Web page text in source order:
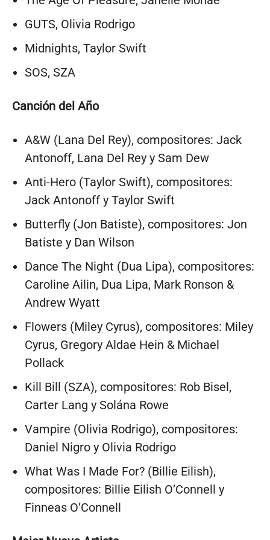
GUTS, Olivia Rodrigo
Midnights, Taylor Swift
SOS, SZA
Canción del Año
A&W (Lana Del Rey), compositores: Jack
Antonoff, Lana Del Rey y Sam Dew
Anti-Hero (Taylor Swift), compositores:
Jack Antonoff y Taylor Swift
Butterfly (Jon Batiste), compositores: Jon
Batiste y Dan Wilson
Dance The Night (Dua Lipa), compositores:
Caroline Ailin, Dua Lipa, Mark Ronson &
Andrew Wyatt
Flowers (Miley Cyrus), compositores: Miley
Cyrus, Gregory Aldae Hein & Michael
Pollack
Kill Bill (SZA), compositores: Rob Bisel,
Carter Lang y Solána Rowe
Vampire (Olivia Rodrigo), compositores:
Daniel Nigro y Olivia Rodrigo
What Was I Made For? (Billie Eilish),
compositores: Billie Eilish O’Connell y
Finneas O’Connell